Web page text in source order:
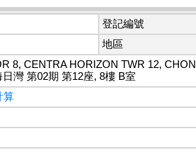
登記編號
地區
8, CENTRA HORIZON TWR 12,
灣 第02期 第12座, 8樓 B室
算